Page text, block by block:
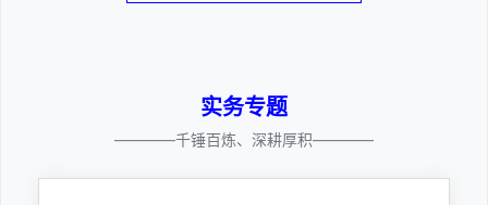
实务专题
————千锤百炼、深耕厚积————